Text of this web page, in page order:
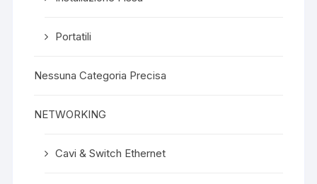
Portatili
Nessuna Categoria Precisa
NETWORKING
Cavi & Switch Ethernet